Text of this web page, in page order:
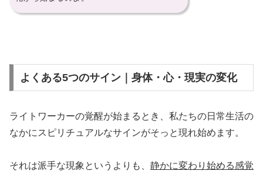
よくある5つのサイン｜身体・心・現実の変化
ライトワーカーの覚醒が始まるとき、私たちの日常生活の
なかにスピリチュアルなサインがそっと現れ始めます。
それは派手な現象というよりも、 静かに変わり始める感覚